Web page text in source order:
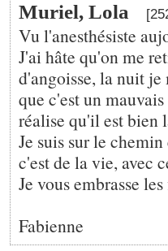
Muriel, Lola
Vu l'anesthésiste
J'ai hâte qu'on me
d'angoisse, la nuit
que c'est un
réalise qu'il est bien
Je suis sur le
c'est de la vie, avec
Je vous embrasse
Fabienne